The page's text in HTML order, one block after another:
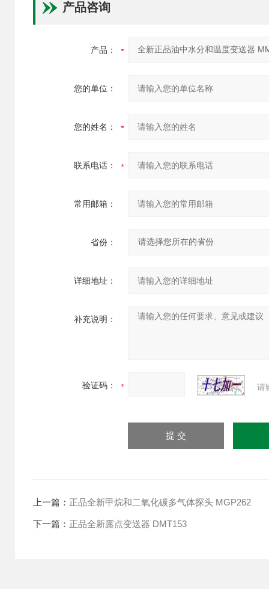
产品咨询
产品：
您的单位：
您的姓名：
联系电话：
常用邮箱：
省份：
详细地址：
补充说明：
验证码： 请
上一篇： 正品全新甲烷和二氧化碳多气体探头 MGP262
下一篇： 正品全新露点变送器 DMT153